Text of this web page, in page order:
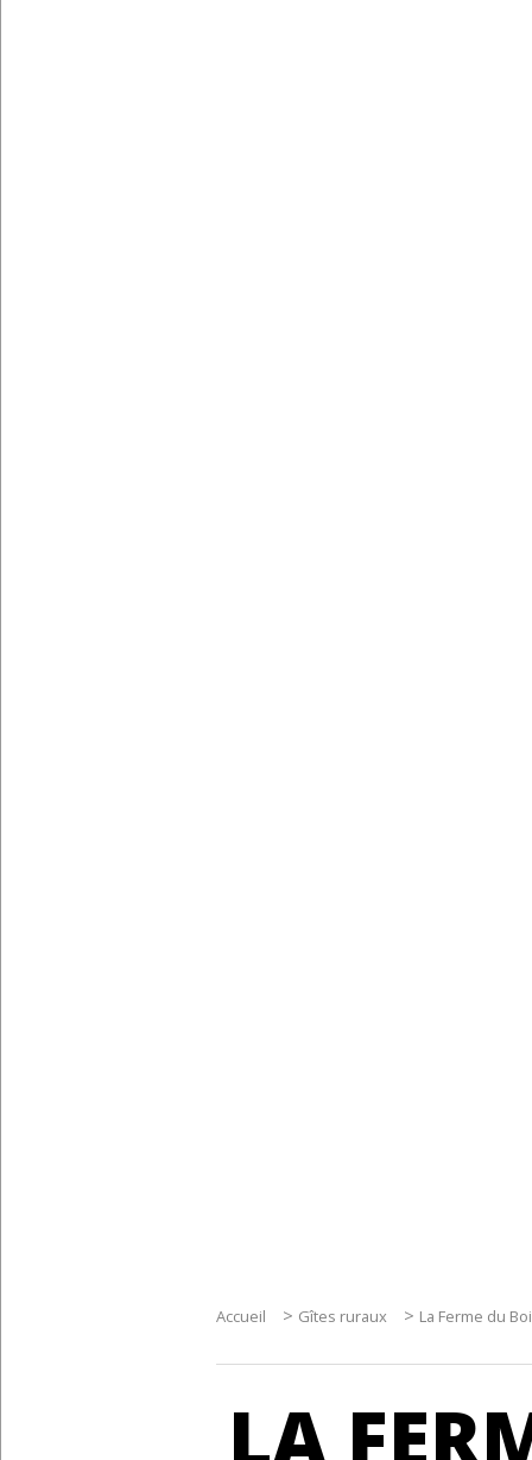
Accueil > Gîtes ruraux > La Ferme du
LA